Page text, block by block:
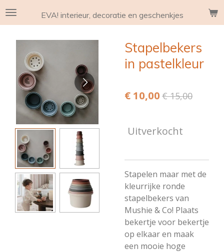
Ga
hoofdinhoud
EVA! interieur, decoratie en geschenkjes
Stapelbekers
in pastelkleur
€ 10,00 € 15,00
Uitverkocht
Stapelen maar met de
kleurrijke ronde
stapelbekers van
Mushie & Co! Plaats
bekertje voor bekertje
op elkaar en maak
een mooie hoge